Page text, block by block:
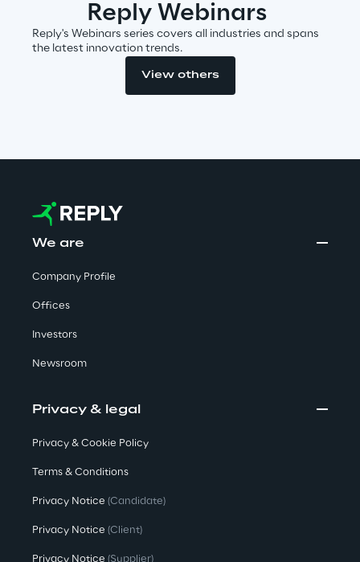
Insights & Labs
Area Phi
Immersive Experience Lab
IoT Validation Lab
Challenges
Reply Webinars
Reply's Webinars series covers all industries and spans
the latest innovation trends.
View others
We are
Company Profile
Offices
Investors
Newsroom
Privacy & legal
Privacy & Cookie Policy
Terms & Conditions
Privacy Notice (Candidate)
Privacy Notice (Client)
Privacy Notice (Supplier)